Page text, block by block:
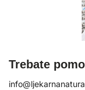
Trebate